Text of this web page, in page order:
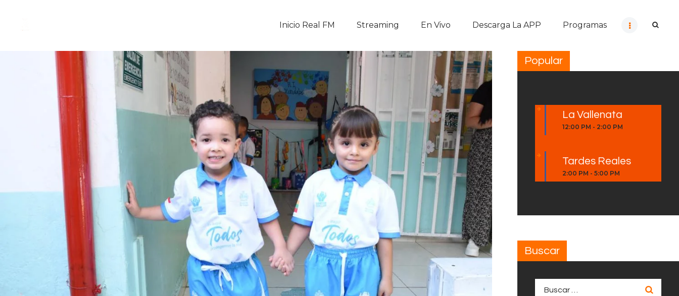
Inicio Real FM Streaming En Vivo Descarga La APP Programas
En Vivo
Descarga La APP
Programas
Noticias
Equipo
Sobre Nosotros
Contactos
Popular
La Vallenata
12:00 PM - 2:00 PM
Tardes Reales
2:00 PM -5:00 PM
Buscar